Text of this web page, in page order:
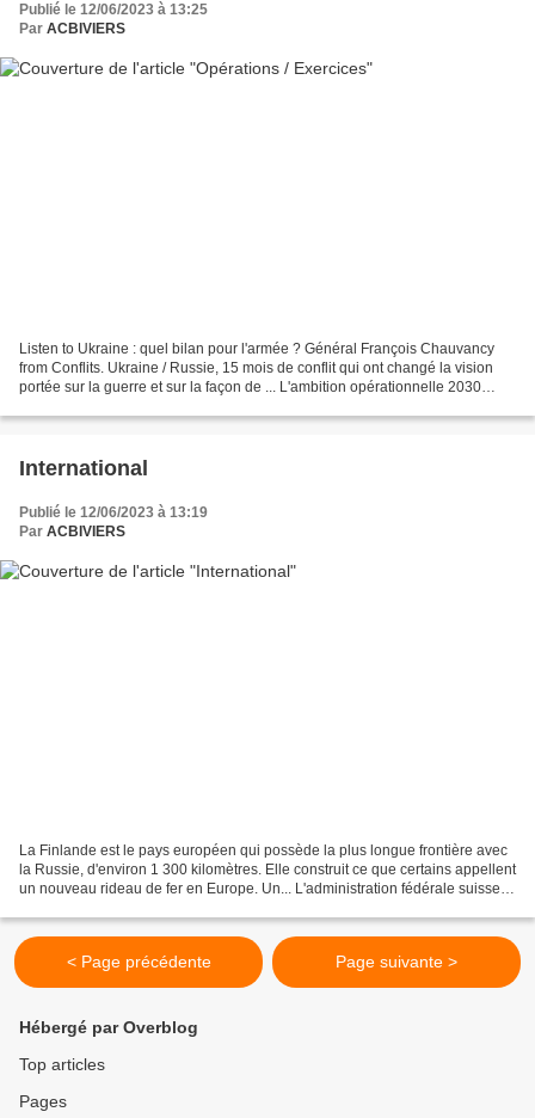
Publié le 12/06/2023 à 13:25
Par ACBIVIERS
Listen to Ukraine : quel bilan pour l'armée ? Général François Chauvancy
from Conflits. Ukraine / Russie, 15 mois de conflit qui ont changé la vision
portée sur la guerre et sur la façon de ... L'ambition opérationnelle 2030
International
Publié le 12/06/2023 à 13:19
Par ACBIVIERS
La Finlande est le pays européen qui possède la plus longue frontière avec
la Russie, d'environ 1 300 kilomètres. Elle construit ce que certains appellent
un nouveau rideau de fer en Europe. Un... L'administration fédérale suisse
< Page précédente Page suivante >
Hébergé par Overblog
Top articles
Pages